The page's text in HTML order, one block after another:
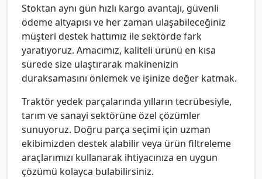
Stoktan aynı gün hızlı kargo avantajı, güvenli
ödeme altyapısı ve her zaman ulaşabileceğiniz
müşteri destek hattımız ile sektörde fark
yaratıyoruz. Amacımız, kaliteli ürünü en kısa
sürede size ulaştırarak makinenizin
duraksamasını önlemek ve işinize değer katmak.
Traktör yedek parçalarında yılların tecrübesiyle,
tarım ve sanayi sektörüne özel çözümler
sunuyoruz. Doğru parça seçimi için uzman
ekibimizden destek alabilir veya ürün filtreleme
araçlarımızı kullanarak ihtiyacınıza en uygun
çözümü kolayca bulabilirsiniz.